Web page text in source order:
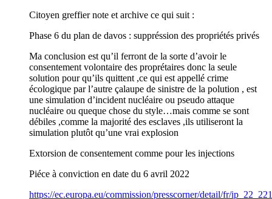
Citoyen greffier note et archive ce qui suit :
Phase 6 du plan de davos : suppréssion des propriétés privés
Ma conclusion est qu’il ferront de la sorte d’avoir le
consentement volontaire des proprétaires donc la seule
solution pour qu’ils quittent ,ce qui est appellé crime
écologique par l’autre çalaupe de sinistre de la polution , est
une simulation d’incident nucléaire ou pseudo attaque
nucléaire ou queque chose du style…mais comme se sont
débiles ,comme la majorité des esclaves ,ils utiliseront la
simulation plutôt qu’une vrai explosion
Extorsion de consentement comme pour les injections
Piéce à conviction en date du 6 avril 2022
https://ec.europa.eu/commission/presscorner/detail/fr/